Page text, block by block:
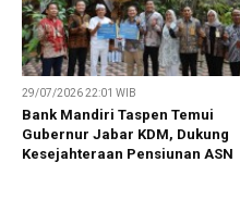
29/07/2026 22:01 WIB
Bank Mandiri Taspen Temui
Gubernur Jabar KDM, Dukung
Kesejahteraan Pensiunan ASN